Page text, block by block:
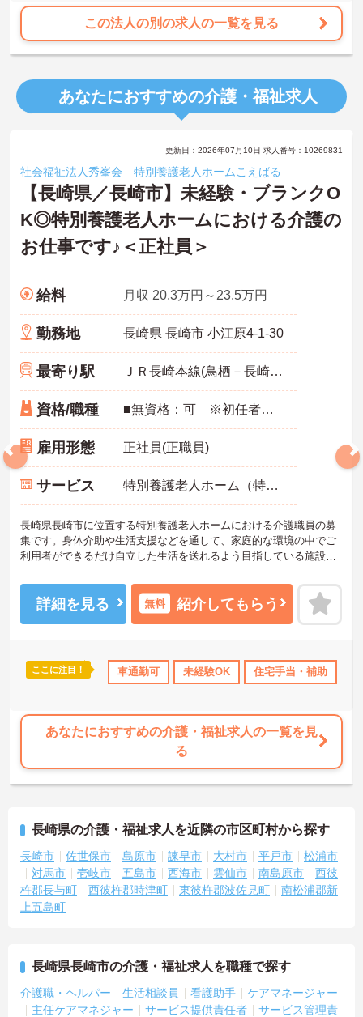
この法人の別の求人の一覧を見る
あなたにおすすめの介護・福祉求人
児補助 資格取得サポート 研修制度あり 産休･育休･介護休暇
更新日：2026年07月10日 求人番号：10269831
社会福祉法人秀峯会 特別養護老人ホームこえばる
【長崎県／長崎市】未経験・ブランクO
K◎特別養護老人ホームにおける介護の
お仕事です♪＜正社員＞
給料 月収 20.3万円～23.5万円
勤務地 長崎県 長崎市 小江原4-1-30
最寄り駅 ＪＲ長崎本線(鳥栖－長崎)「西浦上駅」バス・車13分
資格/職種 ■無資格：可 ※初任者研修・実務者研修：いずれかあれば尚可 ■未経験・ブランク：可
雇用形態 正社員(正職員)
サービス 特別養護老人ホーム（特養）
長崎県長崎市に位置する特別養護老人ホームにおける介護職員の募
集です。身体介助や生活支援などを通して、家庭的な環境の中でご
利用者ができるだけ自立した生活を送れるよう目指している施設で
未経験の方やブランクがある方も歓迎です。新しく介護業務をスタ
ートさせたい方にもおすすめの求人です。
ご興味のある方には、面接対策ポイントなど、さらに詳細をご案内
詳細を見る 無料 紹介してもらう
ここに注目！ 車通勤可 未経験OK 住宅手当・補助
あなたにおすすめの介護・福祉求人の一覧を見
る
長崎県の介護・福祉求人を近隣の市区町村から探す
長崎市 佐世保市 島原市 諫早市 大村市 平戸市
松浦市
対馬市
壱岐市 五島市 西海市 雲仙市 南島原市
西彼
杵郡長与町
西彼杵郡時津町 東彼杵郡波佐見町
南松浦郡新
上五島町
長崎県長崎市の介護・福祉求人を職種で探す
介護職・ヘルパー 生活相談員 看護助手
ケアマネージャー
主任ケアマネジャー
サービス提供責任者
サービス管理責